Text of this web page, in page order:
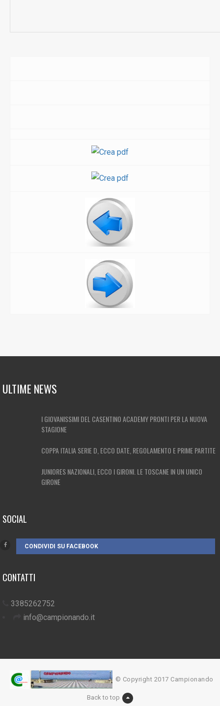
ULTIME NEWS
I GIOVANISSIMI DEL CASENTINO ACADEMY PRONTI PER LA NUOVA
STAGIONE
COPPA ITALIA SERIE D, ECCO DATE, REGOLAMENTO E PRIME PARTITE
JUNIORES NAZIONALI, ECCO I GIRONI. LE TOSCANE IN UN UNICO
GIRONE
SOCIAL
CONDIVIDI SU FACEBOOK
CONTATTI
3385262752
info@campionando.it
© Copyright 2017 Campionando
Back to top